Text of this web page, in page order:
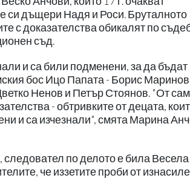
си дъщери Надя и Роси. Бруталното
с доказателства обикалят по
съд.
и са били подменени, за да бъдат
бос Ицо Папата - Борис
Ненов и Петър Стоянов. "От
- обтривките от децата,
и са изчезнали", смята Марина
по делото е била Весела
че иззетите проби от